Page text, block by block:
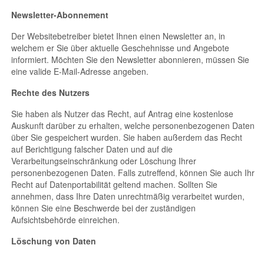
Newsletter-Abonnement
Der Websitebetreiber bietet Ihnen einen Newsletter an, in
welchem er Sie über aktuelle Geschehnisse und Angebote
informiert. Möchten Sie den Newsletter abonnieren, müssen Sie
eine valide E-Mail-Adresse angeben.
Rechte des Nutzers
Sie haben als Nutzer das Recht, auf Antrag eine kostenlose
Auskunft darüber zu erhalten, welche personenbezogenen Daten
über Sie gespeichert wurden. Sie haben außerdem das Recht
auf Berichtigung falscher Daten und auf die
Verarbeitungseinschränkung oder Löschung Ihrer
personenbezogenen Daten. Falls zutreffend, können Sie auch Ihr
Recht auf Datenportabilität geltend machen. Sollten Sie
annehmen, dass Ihre Daten unrechtmäßig verarbeitet wurden,
können Sie eine Beschwerde bei der zuständigen
Aufsichtsbehörde einreichen.
Löschung von Daten